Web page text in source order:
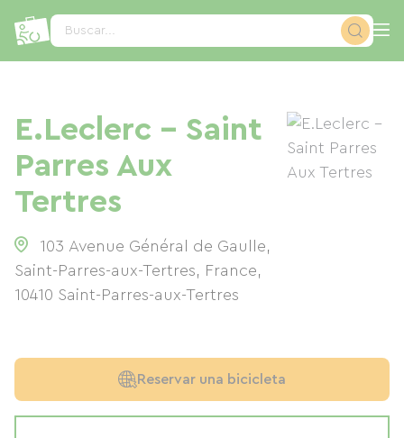
Buscar...
E.Leclerc - Saint
Parres Aux
Tertres
103 Avenue Général de Gaulle,
Saint-Parres-aux-Tertres, France,
10410 Saint-Parres-aux-Tertres
Reservar una bicicleta
Panel de gestión de cookies